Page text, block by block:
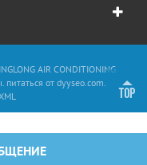
AIR CONDITIONING
питаться от dyyseo.com
XML